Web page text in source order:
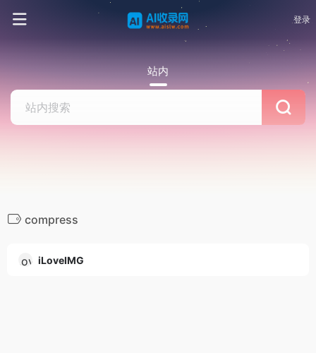
登录
站内
compress
iLoveIMG